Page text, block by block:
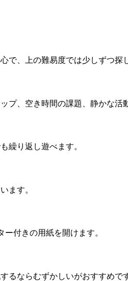
で、上の難易度では少しずつ探
プ、空き時間の課題、静かな活
繰り返し遊べます。
ます。
付きの用紙を開けます。
るならむずかしいがおすすめで